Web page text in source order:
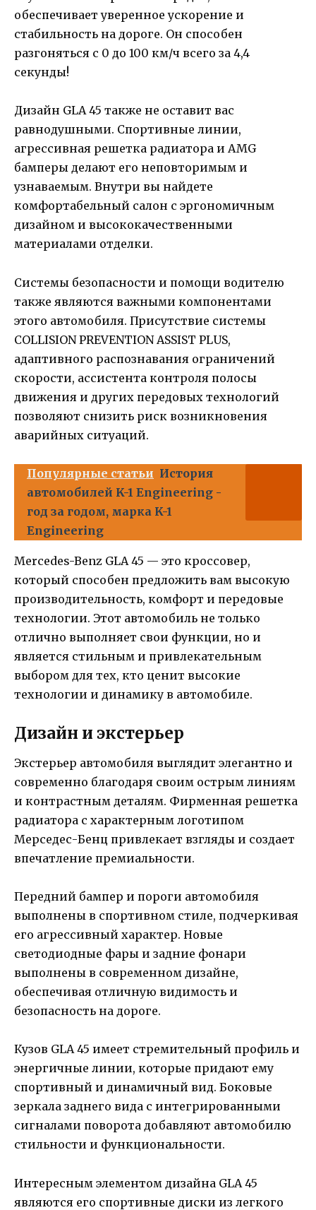
обеспечивает уверенное ускорение и
стабильность на дороге. Он способен
разгоняться с 0 до 100 км/ч всего за 4,4
секунды!
Дизайн GLA 45 также не оставит вас
равнодушными. Спортивные линии,
агрессивная решетка радиатора и AMG
бамперы делают его неповторимым и
узнаваемым. Внутри вы найдете
комфортабельный салон с эргономичным
дизайном и высококачественными
материалами отделки.
Системы безопасности и помощи водителю
также являются важными компонентами
этого автомобиля. Присутствие системы
COLLISION PREVENTION ASSIST PLUS,
адаптивного распознавания ограничений
скорости, ассистента контроля полосы
движения и других передовых технологий
позволяют снизить риск возникновения
аварийных ситуаций.
Популярные статьи История
автомобилей K-1 Engineering -
год за годом, марка K-1
Engineering
Mercedes-Benz GLA 45 — это кроссовер,
который способен предложить вам высокую
производительность, комфорт и передовые
технологии. Этот автомобиль не только
отлично выполняет свои функции, но и
является стильным и привлекательным
выбором для тех, кто ценит высокие
технологии и динамику в автомобиле.
Дизайн и экстерьер
Экстерьер автомобиля выглядит элегантно и
современно благодаря своим острым линиям
и контрастным деталям. Фирменная решетка
радиатора с характерным логотипом
Мерседес-Бенц привлекает взгляды и создает
впечатление премиальности.
Передний бампер и пороги автомобиля
выполнены в спортивном стиле, подчеркивая
его агрессивный характер. Новые
светодиодные фары и задние фонари
выполнены в современном дизайне,
обеспечивая отличную видимость и
безопасность на дороге.
Кузов GLA 45 имеет стремительный профиль и
энергичные линии, которые придают ему
спортивный и динамичный вид. Боковые
зеркала заднего вида с интегрированными
сигналами поворота добавляют автомобилю
стильности и функциональности.
Интересным элементом дизайна GLA 45
являются его спортивные диски из легкого